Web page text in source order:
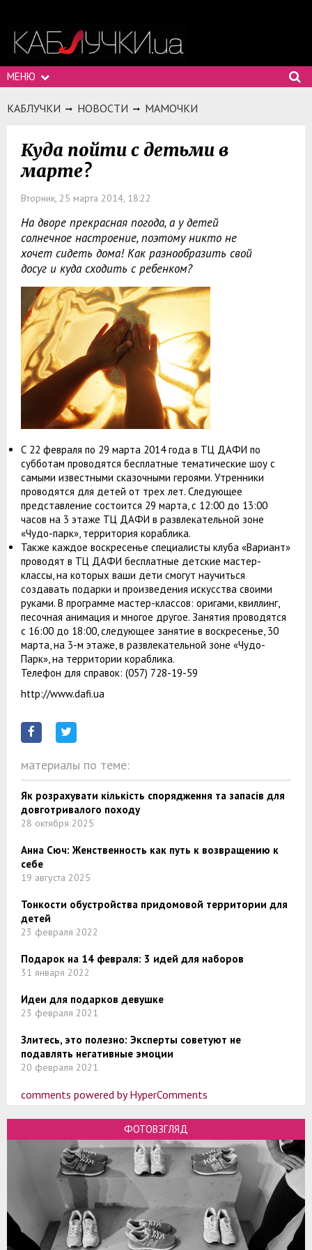
МЕНЮ
КАБЛУЧКИ НОВОСТИ МАМОЧКИ
Куда пойти с детьми в
марте?
Вторник, 25 марта 2014, 18:22
На дворе прекрасная погода, а у детей
солнечное настроение, поэтому никто не
хочет сидеть дома! Как разнообразить свой
досуг и куда сходить с ребенком?
С 22 февраля по 29 марта 2014 года в ТЦ ДАФИ по
субботам проводятся бесплатные тематические шоу с
самыми известными сказочными героями. Утренники
проводятся для детей от трех лет. Следующее
представление состоится 29 марта, с 12:00 до 13:00
часов на 3 этаже ТЦ ДАФИ в развлекательной зоне
«Чудо-парк», территория кораблика.
Также каждое воскресенье специалисты клуба «Вариант»
проводят в ТЦ ДАФИ бесплатные детские мастер-
классы, на которых ваши дети смогут научиться
создавать подарки и произведения искусства своими
руками. В программе мастер-классов: оригами, квиллинг,
песочная анимация и многое другое. Занятия проводятся
с 16:00 до 18:00, следующее занятие в воскресенье, 30
марта, на 3-м этаже, в развлекательной зоне «Чудо-
Парк», на территории кораблика.
Телефон для справок: (057) 728-19-59
http://www.dafi.ua
материалы по теме:
Як розрахувати кількість спорядження та запасів для
довготривалого походу
28 октября 2025
Анна Сюч: Женственность как путь к возвращению к
себе
19 августа 2025
Тонкости обустройства придомовой территории для
детей
23 февраля 2022
Подарок на 14 февраля: 3 идей для наборов
31 января 2022
Идеи для подарков девушке
23 февраля 2021
Злитесь, это полезно: Эксперты советуют не
подавлять негативные эмоции
20 февраля 2021
comments powered by HyperComments
ФОТОВЗГЛЯД